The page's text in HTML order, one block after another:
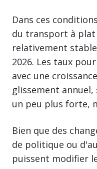
Dans ces
du transport à
relativement
2026. Les taux
avec une
glissement
un peu plus forte,
Bien que des
de politique ou
puissent modifier